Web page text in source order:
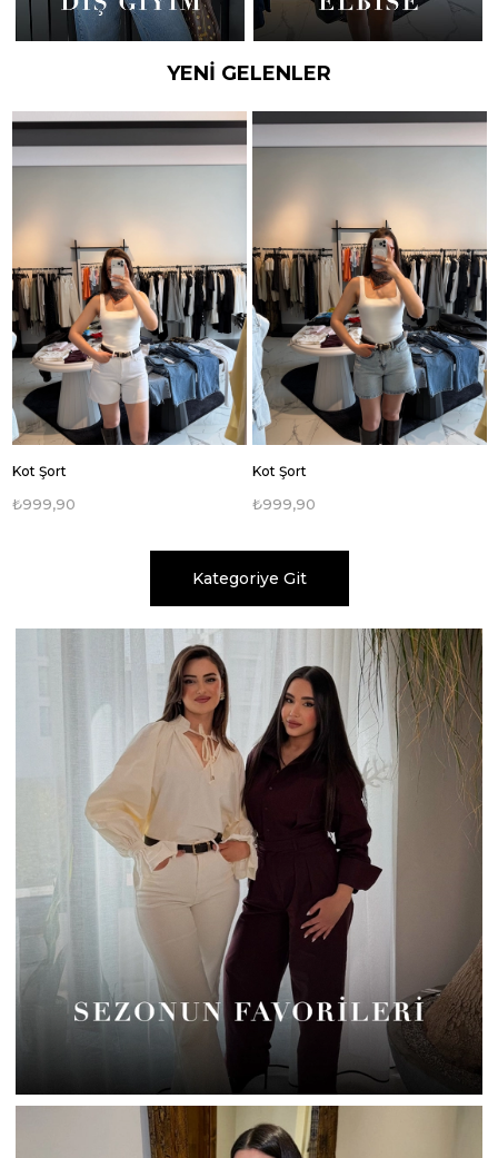
YENİ GELENLER
Kot Şort
₺999,90
Bağlamalı Gömlek Şort Takım
₺1.999,90
Kategoriye Git